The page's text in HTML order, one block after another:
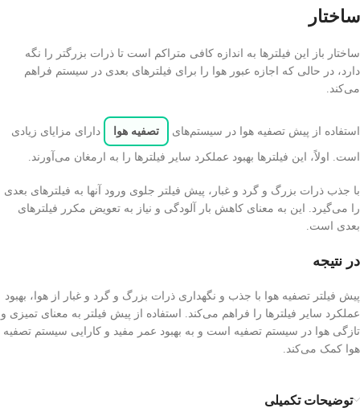
ساختار
ساختار باز این فیلترها به اندازه کافی متراکم است تا ذرات بزرگتر را نگه
دارد، در حالی که اجازه عبور هوا را برای فیلترهای بعدی در سیستم فراهم
می‌کند.
استفاده از پیش تصفیه هوا در سیستم‌های تصفیه هوا دارای مزایای زیادی
است. اولاً، این فیلترها بهبود عملکرد سایر فیلترها را به ارمغان می‌آورند.
با جذب ذرات بزرگ و گرد و غبار، پیش فیلتر جلوی ورود آنها به فیلترهای بعدی
را می‌گیرد. این به معنای کاهش بار آلودگی و نیاز به تعویض مکرر فیلترهای
بعدی است.
در نتیجه
پیش فیلتر تصفیه هوا با جذب و نگهداری ذرات بزرگ و گرد و غبار از هوا، بهبود
عملکرد سایر فیلترها را فراهم می‌کند. استفاده از پیش فیلتر به معنای تمیزی و
تازگی هوا در سیستم تصفیه است و به بهبود عمر مفید و کارایی سیستم تصفیه
هوا کمک می‌کند.
توضیحات تکمیلی